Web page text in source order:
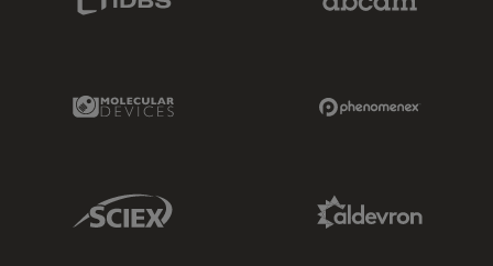
Molecular Devices Link
Sciex Link